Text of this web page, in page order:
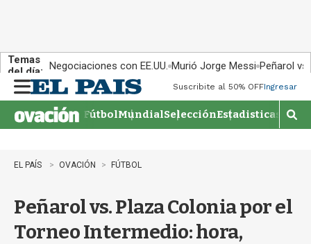
Temas
del día: Negociaciones con EE.UU. Murió Jorge Messi Peñarol
n
u
Suscribite al 50% OFFIngresar
FútbolMundialSelecciónEstadisticas
M
o
b
EL PAÍS OVACIÓN FÚTBOL
Peñarol vs. Plaza Colonia por el
Torneo Intermedio: hora,